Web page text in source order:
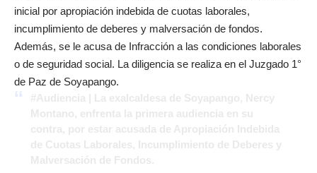
inicial por apropiación indebida de cuotas laborales,
incumplimiento de deberes y malversación de fondos.
Además, se le acusa de Infracción a las condiciones laborales
o de seguridad social. La diligencia se realiza en el Juzgado 1°
de Paz de Soyapango.